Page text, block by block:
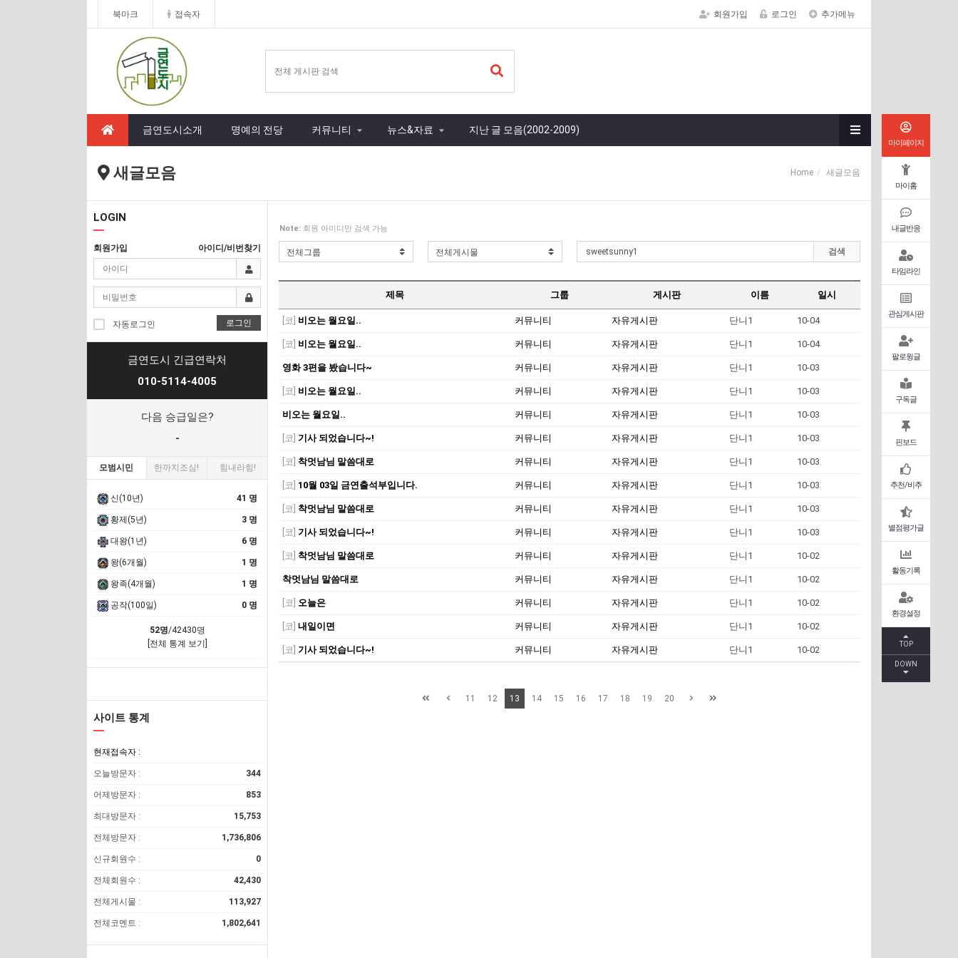
북마크 접속자 회원가입 로그인 추가메뉴
금연도시소개 명예의 전당 커뮤니티 뉴스&자료 지난 글 모음(2002-2009)
새글모음 Home 새글모음
마이페이지
마이홈
내글반응
타임라인
관심게시판
팔로윙글
구독글
핀보드
추천/비추
별점평가글
활동기록
환경설정
TOP
DOWN
LOGIN
회원가입 아이디/비번찾기
자동로그인 로그인
금연도시 긴급연락처
010-5114-4005
다음 승급일은?
-
모범시민 한까치조심! 힘내라힘!
신(10년) 41 명
황제(5년) 3 명
대왕(1년) 6 명
왕(6개월) 1 명
왕족(4개월) 1 명
공작(100일) 0 명
52명/42430명
[전체 통계 보기]
사이트 통계
현재접속자 :
오늘방문자 : 344
어제방문자 : 853
최대방문자 : 15,753
전체방문자 : 1,736,806
신규회원수 : 0
전체회원수 : 42,430
전체게시물 : 113,927
전체코멘트 : 1,802,641
Note: 회원 아이디만 검색 가능
검색
제목 그룹 게시판 이름 일시
[코] 비오는 월요일.. 커뮤니티 자유게시판 단니1 10-04
[코] 비오는 월요일.. 커뮤니티 자유게시판 단니1 10-04
영화 3편을 봤습니다~ 커뮤니티 자유게시판 단니1 10-03
[코] 비오는 월요일.. 커뮤니티 자유게시판 단니1 10-03
비오는 월요일.. 커뮤니티 자유게시판 단니1 10-03
[코] 기사 되었습니다~! 커뮤니티 자유게시판 단니1 10-03
[코] 착멋남님 말씀대로 커뮤니티 자유게시판 단니1 10-03
[코] 10월 03일 금연출석부입니다. 커뮤니티 자유게시판 단니1 10-03
[코] 착멋남님 말씀대로 커뮤니티 자유게시판 단니1 10-03
[코] 기사 되었습니다~! 커뮤니티 자유게시판 단니1 10-03
[코] 착멋남님 말씀대로 커뮤니티 자유게시판 단니1 10-02
착멋남님 말씀대로 커뮤니티 자유게시판 단니1 10-02
[코] 오늘은 커뮤니티 자유게시판 단니1 10-02
[코] 내일이면 커뮤니티 자유게시판 단니1 10-02
[코] 기사 되었습니다~! 커뮤니티 자유게시판 단니1 10-02
11 12 13 14 15 16 17 18 19 20